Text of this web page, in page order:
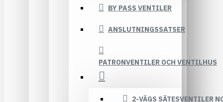
BY PASS VENTILER
ANSLUTNINGSSATSER
PATRONVENTILER OCH VENTILHUS
2-VÄGS SÄTESVENTILER